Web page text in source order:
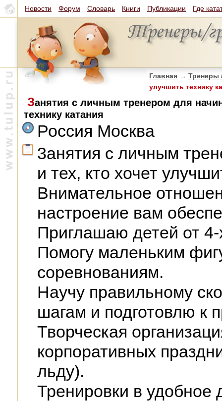
Новости Форум Словарь Книги Публикации Где
Главная → Тренеры
улучшить технику
Занятия с личным тренером для
технику катания
Россия Москва
3анятия с личным
и тех, кто хочет
Внимательное
настроение вам
Приглашаю детей от
Помогу маленьким
соревнованиям.
Научу правильному
шагам и подготовлю к
Творческая
корпоративных
льду).
Тренировки в удобное